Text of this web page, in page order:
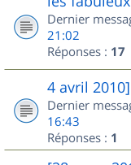
Dernier
21:02
Réponses : 17
4 avril
Dernier
16:43
Réponses : 1